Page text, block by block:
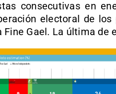
consecutivas en
electoral de
Fine Gael. La última de